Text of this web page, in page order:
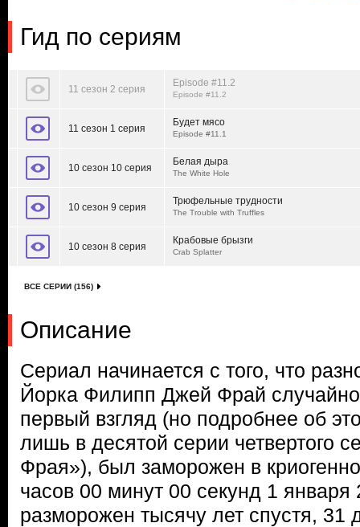
Гид по сериям
11 сезон 2 серия
Episode #11.2
Episode #11.2
11 сезон 1 серия
Будет мясо
Episode #11.1
10 сезон 10 серия
Белая дыра
The White Hole
10 сезон 9 серия
Трюфельные трудности
The Trouble with Truffles
10 сезон 8 серия
Крабовые брызги
Crab Splatter
ВСЕ СЕРИИ (156)
Описание
Сериал начинается с того, что
Йорка Филипп Джей Фрай
первый взгляд (но подробнее об
лишь в десятой серии четвертого
Фрая»), был заморожен в
часов 00 минут 00 секунд 1
разморожен тысячу лет спустя, 31